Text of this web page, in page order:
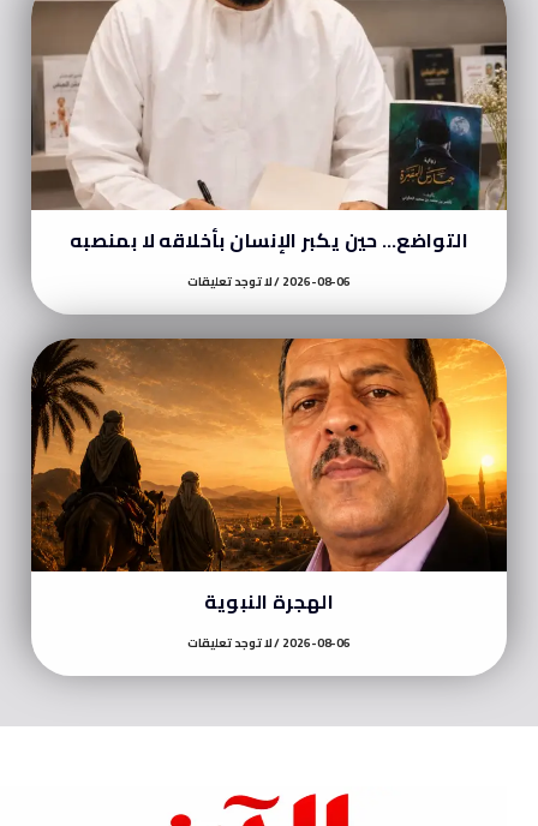
التواضع… حين يكبر الإنسان بأخلاقه لا بمنصبه
2026-08-06 لا توجد تعليقات
الهجرة النبوية
2026-08-06 لا توجد تعليقات